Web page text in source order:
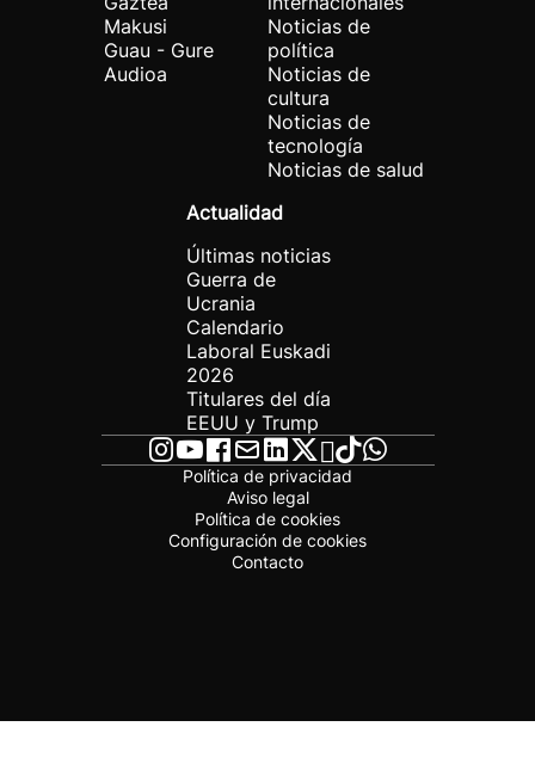
Makusi
Guau - Gure
Audioa
Noticias de
política
Noticias de
cultura
Noticias de
tecnología
Noticias de salud
Actualidad
Últimas noticias
Guerra de
Ucrania
Calendario
Laboral Euskadi
2026
Titulares del día
EEUU y Trump
Política de privacidad
Aviso legal
Política de cookies
Configuración de cookies
Contacto